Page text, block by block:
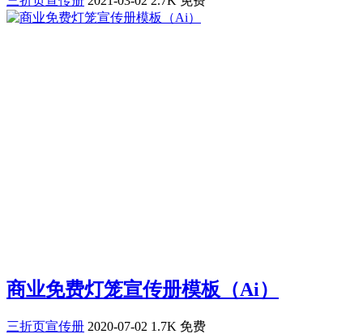
商业免费灯笼宣传册模板（Ai）
三折页宣传册 2020-07-02 1.7K 免费